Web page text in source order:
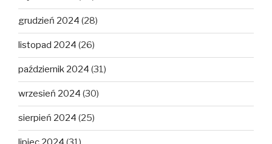
grudzień 2024 (28)
listopad 2024 (26)
październik 2024 (31)
wrzesień 2024 (30)
sierpień 2024 (25)